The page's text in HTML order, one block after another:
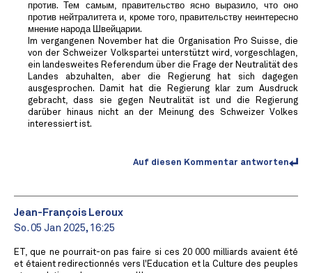
против. Тем самым, правительство ясно выразило, что оно
против нейтралитета и, кроме того, правительству неинтересно
мнение народа Швейцарии.
Im vergangenen November hat die Organisation Pro Suisse, die
von der Schweizer Volkspartei unterstützt wird, vorgeschlagen,
ein landesweites Referendum über die Frage der Neutralität des
Landes abzuhalten, aber die Regierung hat sich dagegen
ausgesprochen. Damit hat die Regierung klar zum Ausdruck
gebracht, dass sie gegen Neutralität ist und die Regierung
darüber hinaus nicht an der Meinung des Schweizer Volkes
interessiert ist.
Auf diesen Kommentar antworten
Jean-François Leroux
So. 05 Jan 2025, 16:25
ET, que ne pourrait-on pas faire si ces 20 000 milliards avaient été
et étaient redirectionnés vers l'Education et la Culture des peuples